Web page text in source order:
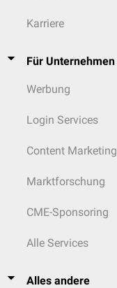
Karriere
Für Unternehmen
Werbung
Login Services
Content Marketing
Marktforschung
CME-Sponsoring
Alle Services
Alles andere